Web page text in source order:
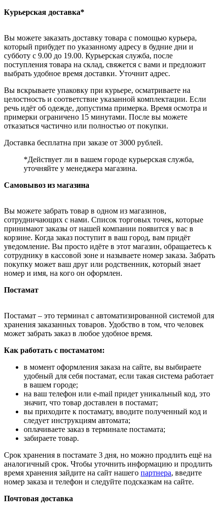
Курьерская доставка*
Вы можете заказать доставку товара с помощью курьера,
который прибудет по указанному адресу в будние дни и
субботу с 9.00 до 19.00. Курьерская служба, после
поступления товара на склад, свяжется с вами и предложит
выбрать удобное время доставки. Уточнит адрес.
Вы вскрываете упаковку при курьере, осматриваете на
целостность и соответствие указанной комплектации. Если
речь идёт об одежде, допустима примерка. Время осмотра и
примерки ограничено 15 минутами. После вы можете
отказаться частично или полностью от покупки.
Доставка бесплатна при заказе от 3000 рублей.
*Действует ли в вашем городе курьерская служба,
уточняйте у менеджера магазина.
Самовывоз из магазина
Вы можете забрать товар в одном из магазинов,
сотрудничающих с нами. Список торговых точек, которые
принимают заказы от нашей компании появится у вас в
корзине. Когда заказ поступит в ваш город, вам придёт
уведомление. Вы просто идёте в этот магазин, обращаетесь к
сотруднику в кассовой зоне и называете номер заказа. Забрать
покупку может ваш друг или родственник, который знает
номер и имя, на кого он оформлен.
Постамат
Постамат – это терминал с автоматизированной системой для
хранения заказанных товаров. Удобство в том, что человек
может забрать заказ в любое удобное время.
Как работать с постаматом:
в момент оформления заказа на сайте, вы выбираете
удобный для себя постамат, если такая система работает
в вашем городе;
на ваш телефон или e-mail придет уникальный код, это
значит, что товар доставлен в постамат;
вы приходите к постамату, вводите полученный код и
следует инструкциям автомата;
оплачиваете заказ в терминале постамата;
забираете товар.
Срок хранения в постамате 3 дня, но можно продлить ещё на
аналогичный срок. Чтобы уточнить информацию и продлить
время хранения зайдите на сайт нашего партнера, введите
номер заказа и телефон и следуйте подсказкам на сайте.
Почтовая доставка